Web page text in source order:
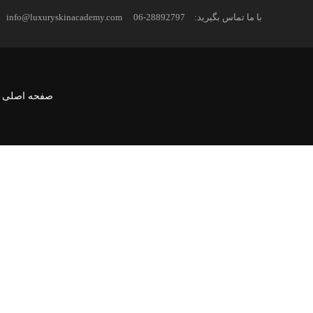
با ما تماس بگیرید: 06-28892797
info@luxuryskinacademy.com
صفحه اصلی